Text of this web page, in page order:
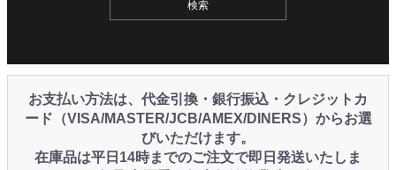
お支払い方法は、代金引換・銀行振込・クレジットカ
ード（VISA/MASTER/JCB/AMEX/DINERS）からお選
びいただけます。
在庫品は平日14時までのご注文で即日発送いたしま